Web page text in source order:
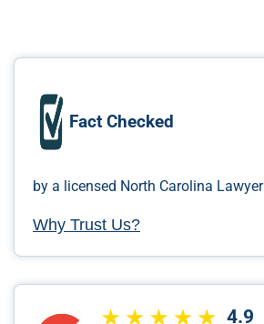
Fact Checked
by a licensed North Carolina Lawyer
Why Trust Us?
4.9